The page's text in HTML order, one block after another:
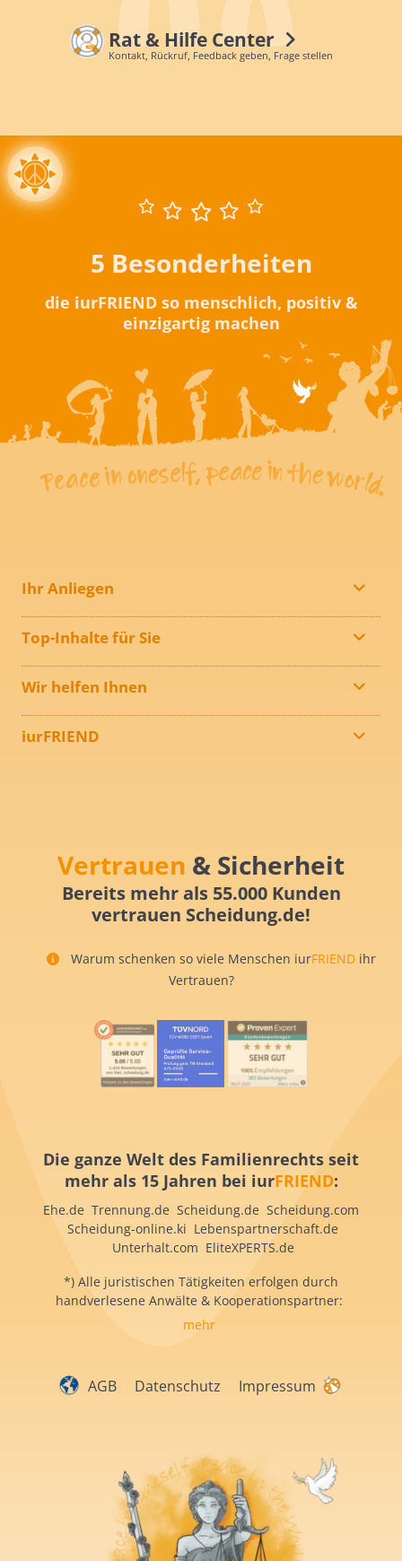
Rat & Hilfe Center
Kontakt, Rückruf, Feedback geben, Frage stellen
5 Besonderheiten
die iurFRIEND so menschlich, positiv &
einzigartig machen
Ihr Anliegen
Top-Inhalte für Sie
Wir helfen Ihnen
iurFRIEND
Vertrauen & Sicherheit
Bereits mehr als 55.000 Kunden
vertrauen Scheidung.de!
Warum schenken so viele Menschen iurFRIEND ihr
Vertrauen?
Die ganze Welt des Familienrechts seit
mehr als 15 Jahren bei iurFRIEND:
Ehe.de Trennung.de Scheidung.de Scheidung.com
Scheidung-online.ki Lebenspartnerschaft.de
Unterhalt.com EliteXPERTS.de
*) Alle juristischen Tätigkeiten erfolgen durch
handverlesene Anwälte & Kooperationspartner:
mehr
AGB Datenschutz Impressum